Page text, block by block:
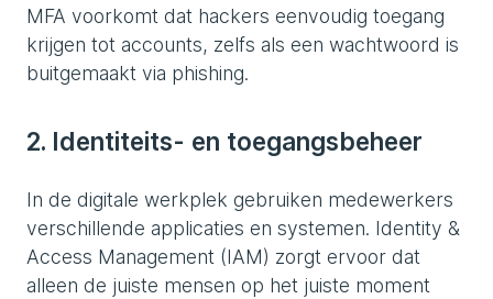
MFA voorkomt dat hackers eenvoudig toegang
krijgen tot accounts, zelfs als een wachtwoord is
buitgemaakt via phishing.
2. Identiteits- en toegangsbeheer
In de digitale werkplek gebruiken medewerkers
verschillende applicaties en systemen. Identity &
Access Management (IAM) zorgt ervoor dat
alleen de juiste mensen op het juiste moment